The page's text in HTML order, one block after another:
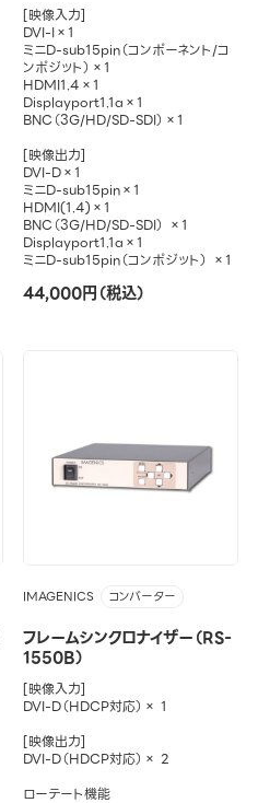
[映像入力]
DVI-I×1
ミニD-sub15pin（コンポーネント/コ
ンポジット）×1
HDMI1.4×1
Displayport1.1a×1
BNC（3G/HD/SD-SDI）×1
[映像出力]
DVI-D×1
ミニD-sub15pin×1
HDMI(1.4)×1
BNC（3G/HD/SD-SDI） ×1
Displayport1.1a×1
ミニD-sub15pin（コンポジット） ×1
44,000円（税込）
IMAGENICS コンバーター
フレームシンクロナイザー（RS-
1550B）
[映像入力]
DVI-D（HDCP対応）× 1
[映像出力]
DVI-D（HDCP対応）× 2
ローテート機能